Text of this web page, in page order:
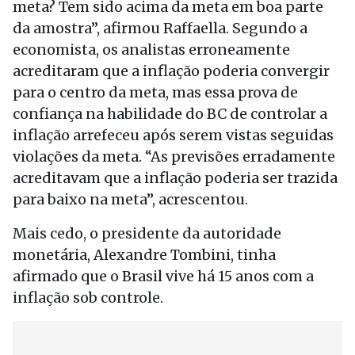
meta? Tem sido acima da meta em boa parte
da amostra”, afirmou Raffaella. Segundo a
economista, os analistas erroneamente
acreditaram que a inflação poderia convergir
para o centro da meta, mas essa prova de
confiança na habilidade do BC de controlar a
inflação arrefeceu após serem vistas seguidas
violações da meta. “As previsões erradamente
acreditavam que a inflação poderia ser trazida
para baixo na meta”, acrescentou.
Mais cedo, o presidente da autoridade
monetária, Alexandre Tombini, tinha
afirmado que o Brasil vive há 15 anos com a
inflação sob controle.